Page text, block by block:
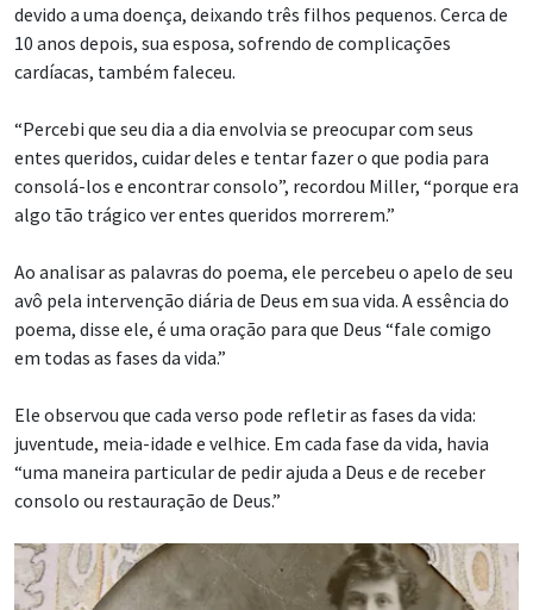
devido a uma doença, deixando três filhos pequenos. Cerca de
10 anos depois, sua esposa, sofrendo de complicações
cardíacas, também faleceu.
“Percebi que seu dia a dia envolvia se preocupar com seus
entes queridos, cuidar deles e tentar fazer o que podia para
consolá-los e encontrar consolo”, recordou Miller, “porque era
algo tão trágico ver entes queridos morrerem.”
Ao analisar as palavras do poema, ele percebeu o apelo de seu
avô pela intervenção diária de Deus em sua vida. A essência do
poema, disse ele, é uma oração para que Deus “fale comigo
em todas as fases da vida.”
Ele observou que cada verso pode refletir as fases da vida:
juventude, meia-idade e velhice. Em cada fase da vida, havia
“uma maneira particular de pedir ajuda a Deus e de receber
consolo ou restauração de Deus.”